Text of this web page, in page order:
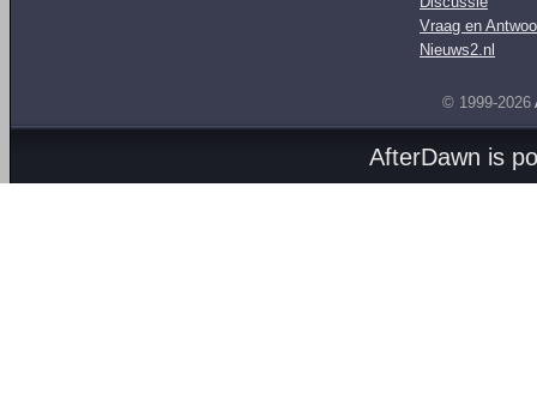
Vraag en
Nieuws2.nl
© 1999-2026
AfterDawn is